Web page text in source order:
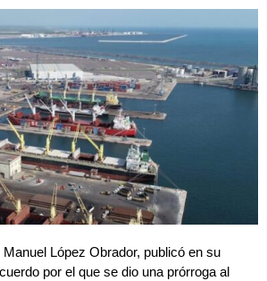
López Obrador, publicó en su
por el que se dio una prórroga al